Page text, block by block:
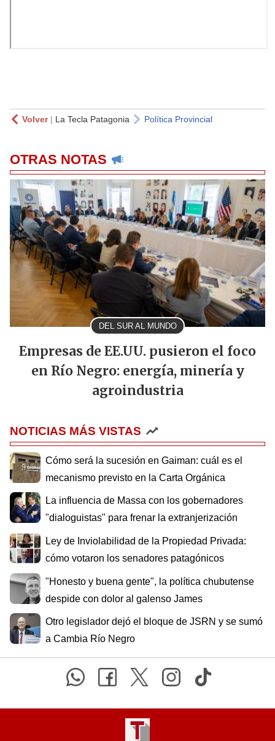
Volver| La Tecla Patagonia Política Provincial
OTRAS NOTAS
DEL SUR AL MUNDO
Empresas de EE.UU. pusieron el foco
en Río Negro: energía, minería y
agroindustria
NOTICIAS MÁS VISTAS
Cómo será la sucesión en Gaiman: cuál es el
mecanismo previsto en la Carta Orgánica
La influencia de Massa con los gobernadores
"dialoguistas" para frenar la extranjerización
Ley de Inviolabilidad de la Propiedad Privada:
cómo votaron los senadores patagónicos
"Honesto y buena gente", la política chubutense
despide con dolor al galenso James
Otro legislador dejó el bloque de JSRN y se sumó
a Cambia Río Negro